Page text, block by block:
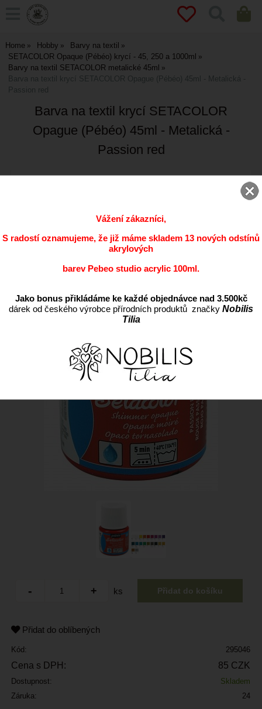
Home Hobby
Barvy na textil
SETACOLOR Opaque (Pébéo) krycí - 45, 250 a 1000ml
Barvy na textil SETACOLOR metalické 45ml
Barva na textil krycí SETACOLOR Opague (Pébéo) 45ml - Metalická -
Passion red
Barva na textil krycí SETACOLOR
Opague (Pébéo) 45ml - Metalická -
Passion red
ks
Přidat do oblíbených
Kód: 295046
Cena s DPH: 85 CZK
Dostupnost:
Skladem
Záruka:
24
Vážení zákazníci,
S radostí oznamujeme, že již máme skladem 13 nových odstínů
akrylových
barev Pebeo studio acrylic 100ml.
Jako bonus přikládáme ke každé objednávce nad 3.500kč
dárek od českého výrobce přírodních produktů značky Nobilis
Tilia